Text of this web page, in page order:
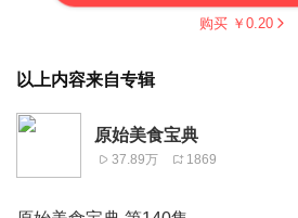
购买 ￥ 0.20
以上内容来自专辑
原始美食宝典
37.89万 1869